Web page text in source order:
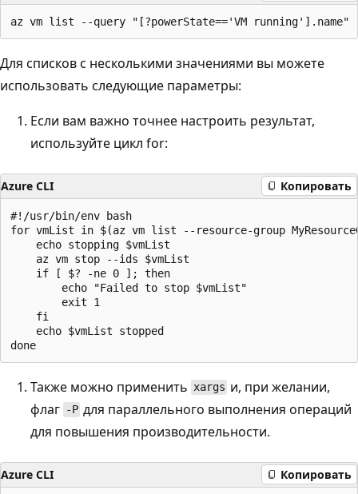
Для списков с несколькими значениями вы можете
использовать следующие параметры:
Если вам важно точнее настроить результат,
используйте цикл for:
Azure CLI Копировать
#!/usr/bin/env bash
for vmList in $(az vm list --resource-group
    echo stopping $vmList
    az vm stop --ids $vmList
    if [ $? -ne 0 ]; then
        echo "Failed to stop $vmList"
        exit 1
    fi
    echo $vmList stopped
Также можно применить xargs и, при желании,
флаг -P для параллельного выполнения операций
для повышения производительности.
Azure CLI Копировать